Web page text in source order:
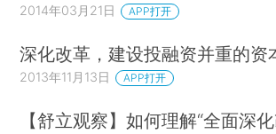
2014年03月21日 APP打开
深化改革，建设投融资并重的资
2013年11月13日 APP打开
【舒立观察】如何理解“全面深